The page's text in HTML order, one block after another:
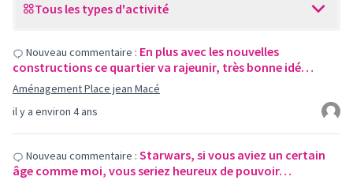
Tous les types d'activité
il y a environ 4 ans
Nouveau commentaire : En plus avec les nouvelles
constructions ce quartier va rajeunir, très bonne idé…
Aménagement Place jean Macé
Nouveau commentaire : Starwars, si vous aviez un certain
âge comme moi, vous seriez heureux de pouvoir…